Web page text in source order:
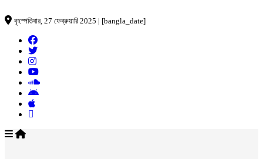
বৃহস্পতিবার, 27 ফেব্রুয়ারি 2025 | [bangla_date]